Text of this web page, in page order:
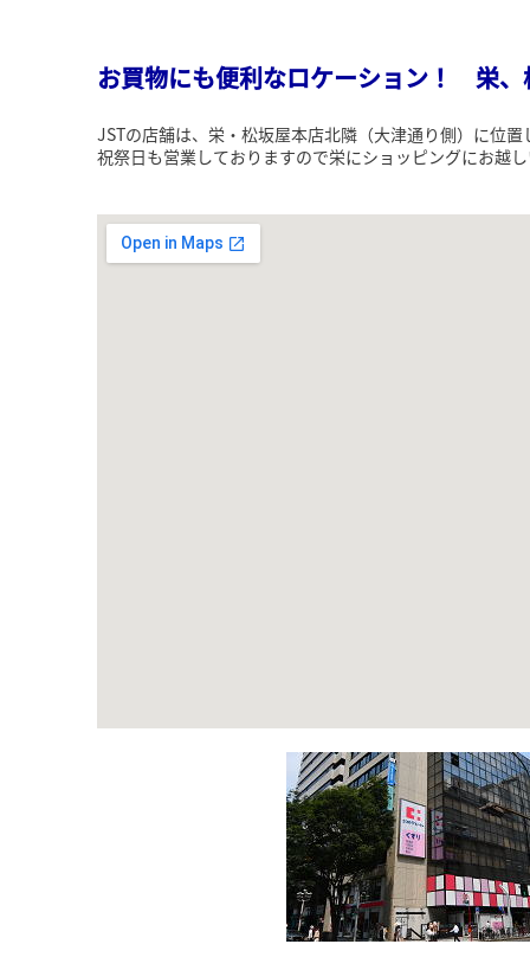
お買物にも便利なロケーション！ 栄、
JSTの店舗は、栄・松坂屋本店北隣（大津通り側）に
祝祭日も営業しておりますので栄にショッピングにお越